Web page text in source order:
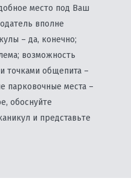
место под Ваш
вполне
– да, конечно;
возможность
точками общепита –
парковочные места –
обоснуйте
и представьте